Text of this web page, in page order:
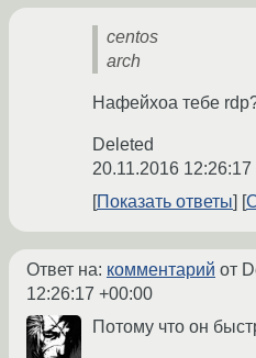
centos
arch
Нафейхоа тебе
Deleted
20.11.2016 12:26:17
Показать ответы
Ответ на: комментарий от
12:26:17 +00:00
Потому что он